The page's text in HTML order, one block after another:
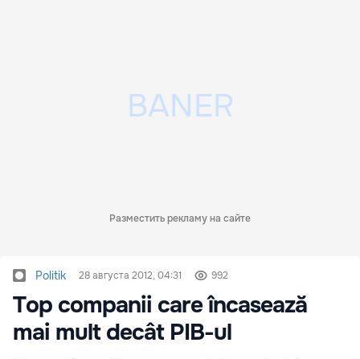
Разместить рекламу на сайте
Politik 28 августа 2012, 04:31 992
Top companii care încasează
mai mult decât PIB-ul